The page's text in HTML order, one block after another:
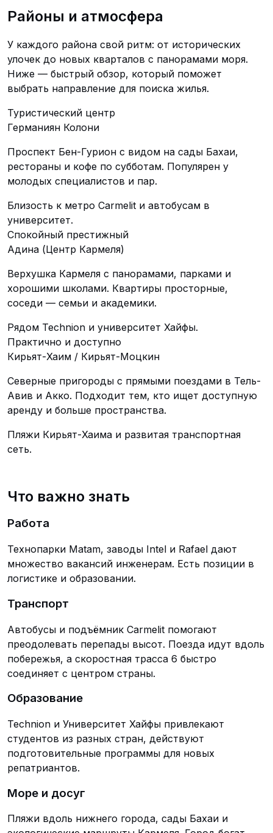
Районы и атмосфера
У каждого района свой ритм: от исторических
улочек до новых кварталов с панорамами моря.
Ниже — быстрый обзор, который поможет
выбрать направление для поиска жилья.
Туристический центр
Германиян Колони
Проспект Бен-Гурион с видом на сады Бахаи,
рестораны и кофе по субботам. Популярен у
молодых специалистов и пар.
Близость к метро Carmelit и автобусам в
университет.
Спокойный престижный
Адина (Центр Кармеля)
Верхушка Кармеля с панорамами, парками и
хорошими школами. Квартиры просторные,
соседи — семьи и академики.
Рядом Technion и университет Хайфы.
Практично и доступно
Кирьят-Хаим / Кирьят-Моцкин
Северные пригороды с прямыми поездами в Тель-
Авив и Акко. Подходит тем, кто ищет доступную
аренду и больше пространства.
Пляжи Кирьят-Хаима и развитая транспортная
сеть.
Что важно знать
Работа
Технопарки Matam, заводы Intel и Rafael дают
множество вакансий инженерам. Есть позиции в
логистике и образовании.
Транспорт
Автобусы и подъёмник Carmelit помогают
преодолевать перепады высот. Поезда идут вдоль
побережья, а скоростная трасса 6 быстро
соединяет с центром страны.
Образование
Technion и Университет Хайфы привлекают
студентов из разных стран, действуют
подготовительные программы для новых
репатриантов.
Море и досуг
Пляжи вдоль нижнего города, сады Бахаи и